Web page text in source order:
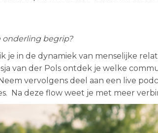
onderling begrip?
je in de dynamiek van menselijke
van der Pols ontdek je welke
vervolgens deel aan een live
Na deze flow weet je met meer